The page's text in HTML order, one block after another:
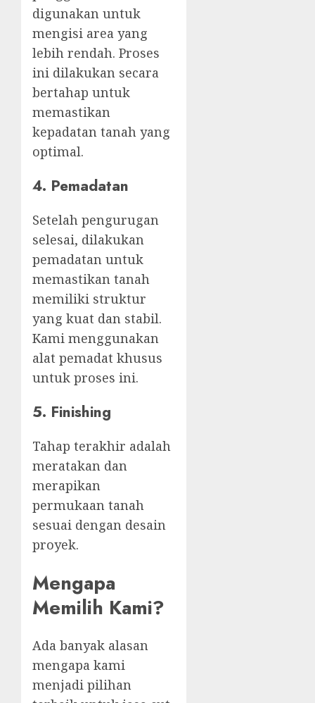
digunakan untuk
mengisi area yang
lebih rendah. Proses
ini dilakukan secara
bertahap untuk
memastikan
kepadatan tanah yang
optimal.
4. Pemadatan
Setelah pengurugan
selesai, dilakukan
pemadatan untuk
memastikan tanah
memiliki struktur
yang kuat dan stabil.
Kami menggunakan
alat pemadat khusus
untuk proses ini.
5. Finishing
Tahap terakhir adalah
meratakan dan
merapikan
permukaan tanah
sesuai dengan desain
proyek.
Mengapa
Memilih Kami?
Ada banyak alasan
mengapa kami
menjadi pilihan